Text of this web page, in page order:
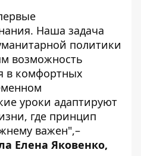
Наша задача
политики
возможность
в комфортных
уроки адаптируют
где принцип
важен",–
Елена Яковенко,